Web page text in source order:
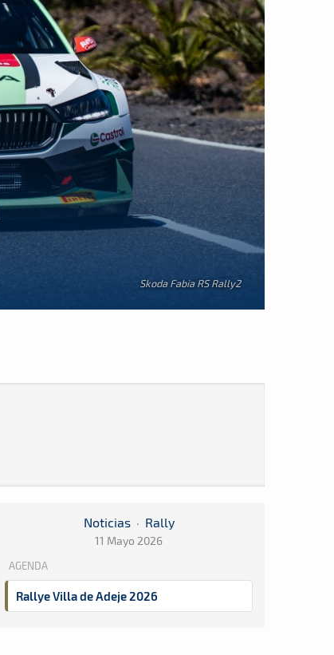
Skoda Fabia RS Rally2
Noticias · Rally
11 Mayo 2026
AGENDA
Rallye Villa de Adeje 2026